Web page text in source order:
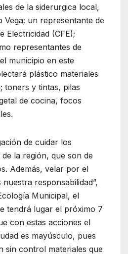
de la siderurgica local,
Vega; un representante de
Electricidad (CFE);
representantes de
municipio en este
plástico materiales
toners y tintas, pilas
de cocina, focos
de cuidar los
la región, que son de
Además, velar por el
responsabilidad”,
Municipal, el
tendrá lugar el próximo 7
con estas acciones el
es mayúsculo, pues
sin control materiales que